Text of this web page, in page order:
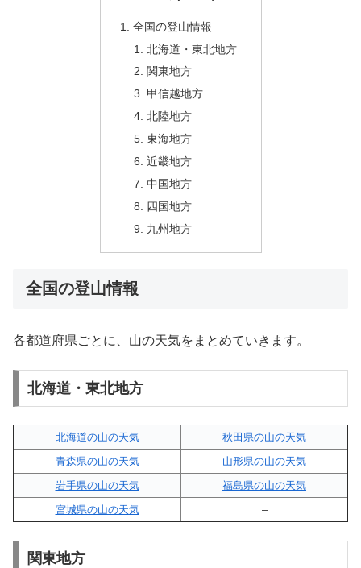
全国の登山情報
北海道・東北地方
関東地方
甲信越地方
北陸地方
東海地方
近畿地方
中国地方
四国地方
九州地方
全国の登山情報
各都道府県ごとに、山の天気をまとめていきます。
北海道・東北地方
北海道の山の天気
秋田県の山の天気
青森県の山の天気
山形県の山の天気
岩手県の山の天気
福島県の山の天気
宮城県の山の天気
–
関東地方